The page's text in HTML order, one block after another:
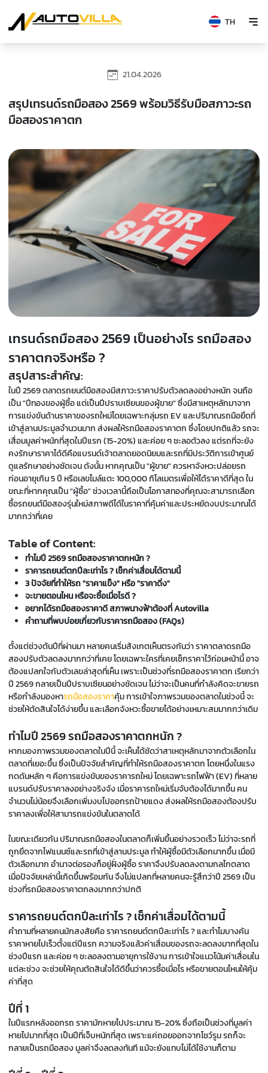
TH
21.04.2026
สรุปเทรนด์รถมือสอง 2569 พร้อมวิธีรับมือสภาวะรถ
มือสองราคาตก
เทรนด์รถมือสอง 2569 เป็นอย่างไร รถมือสอง
ราคาตกจริงหรือ ?
สรุปสาระสำคัญ:
ในปี 2569 ตลาดรถยนต์มือสองมีสภาวะราคาปรับตัวลดลงอย่างหนัก จนถือ
เป็น "ปีทองของผู้ซื้อ แต่เป็นปีปราบเซียนของผู้ขาย" ซึ่งมีสาเหตุหลักมาจาก
การแข่งขันด้านราคาของรถใหม่โดยเฉพาะกลุ่มรถ EV และปริมาณรถมือยึดที่
เข้าสู่ลานประมูลจำนวนมาก ส่งผลให้รถมือสองราคาตก ซึ่งโดยปกติแล้ว รถจะ
เสื่อมมูลค่าหนักที่สุดในปีแรก (15-20%) และค่อย ๆ ชะลอตัวลง แต่รถที่จะยัง
คงรักษาราคาได้ดีคือแบรนด์เจ้าตลาดยอดนิยมและรถที่มีประวัติการเข้าศูนย์
ดูแลรักษาอย่างชัดเจน ดังนั้น หากคุณเป็น "ผู้ขาย" ควรหาจังหวะปล่อยรถ
ก่อนอายุเกิน 5 ปี หรือเลขไมล์แตะ 100,000 กิโลเมตรเพื่อให้ได้ราคาดีที่สุด ใน
ขณะที่หากคุณเป็น "ผู้ซื้อ" ช่วงเวลานี้ถือเป็นโอกาสทองที่คุณจะสามารถเลือก
ซื้อรถยนต์มือสองรุ่นใหม่สภาพดีได้ในราคาที่คุ้มค่าและประหยัดงบประมาณได้
มากกว่าที่เคย
Table of Content:
ทำไมปี 2569 รถมือสองราคาตกหนัก ?
ราคารถยนต์ตกปีละเท่าไร ? เช็กค่าเสื่อมได้ตามนี้
3 ปัจจัยที่ทำให้รถ "ราคาแข็ง" หรือ "ราคาดิ่ง"
จะขายตอนไหน หรือจะซื้อเมื่อไรดี ?
อยากได้รถมือสองราคาดี สภาพนางฟ้าต้องที่ Autovilla
คำถามที่พบบ่อยเกี่ยวกับราคารถมือสอง (FAQs)
ตั้งแต่ช่วงต้นปีที่ผ่านมา หลายคนเริ่มสังเกตเห็นตรงกันว่า ราคาตลาดรถมือ
สองปรับตัวลดลงมากกว่าที่เคย โดยเฉพาะใครที่เคยเช็กราคาไว้ก่อนหน้านี้ อาจ
ต้องแปลกใจกับตัวเลขล่าสุดที่เห็น เพราะเป็นช่วงที่รถมือสองราคาตก เรียกว่า
ปี 2569 กลายเป็นปีปราบเซียนอย่างชัดเจน ไม่ว่าจะเป็นคนที่กำลังคิดจะขายรถ
หรือกำลังมองหารถมือสองราคาคุ้ม การเข้าใจภาพรวมของตลาดในช่วงนี้ จะ
ช่วยให้ตัดสินใจได้ง่ายขึ้น และเลือกจังหวะซื้อขายได้อย่างเหมาะสมมากกว่าเดิม
ทำไมปี 2569 รถมือสองราคาตกหนัก ?
หากมองภาพรวมของตลาดในปีนี้ จะเห็นได้ชัดว่าสาเหตุหลักมาจากตัวเลือกใน
ตลาดที่เยอะขึ้น ซึ่งเป็นปัจจัยสำคัญที่ทำให้รถมือสองราคาตก โดยหนึ่งในแรง
กดดันหลัก ๆ คือการแข่งขันของราคารถใหม่ โดยเฉพาะรถไฟฟ้า (EV) ที่หลาย
แบรนด์ปรับราคาลงอย่างจริงจัง เมื่อราคารถใหม่เริ่มจับต้องได้มากขึ้น คน
จำนวนไม่น้อยจึงเลือกเพิ่มงบไปออกรถป้ายแดง ส่งผลให้รถมือสองต้องปรับ
ราคาลงเพื่อให้สามารถแข่งขันในตลาดได้
ในขณะเดียวกัน ปริมาณรถมือสองในตลาดก็เพิ่มขึ้นอย่างรวดเร็ว ไม่ว่าจะรถที่
ถูกยึดจากไฟแนนซ์และรถที่เข้าสู่ลานประมูล ทำให้ผู้ซื้อมีตัวเลือกมากขึ้น เมื่อมี
ตัวเลือกมาก อำนาจต่อรองก็อยู่ฝั่งผู้ซื้อ ราคาจึงปรับลดลงตามกลไกตลาด
เมื่อปัจจัยเหล่านี้เกิดขึ้นพร้อมกัน จึงไม่แปลกที่หลายคนจะรู้สึกว่าปี 2569 เป็น
ช่วงที่รถมือสองราคาตกลงมากกว่าปกติ
ราคารถยนต์ตกปีละเท่าไร ? เช็กค่าเสื่อมได้ตามนี้
คำถามที่หลายคนมักสงสัยคือ ราคารถยนต์ตกปีละเท่าไร ? และทำไมบางคัน
ราคาหายไปเร็วตั้งแต่ปีแรก ความจริงแล้วค่าเสื่อมของรถจะลดลงมากที่สุดใน
ช่วงปีแรก และค่อย ๆ ชะลอลงตามอายุการใช้งาน การเข้าใจแนวโน้มค่าเสื่อมใน
แต่ละช่วง จะช่วยให้คุณตัดสินใจได้ดีขึ้นว่าควรซื้อเมื่อไร หรือขายตอนไหนให้คุ้ม
ค่าที่สุด
ปีที่ 1
ในปีแรกหลังออกรถ ราคามักหายไปประมาณ 15-20% ซึ่งถือเป็นช่วงที่มูลค่า
หายไปมากที่สุด เป็นปีที่เจ็บหนักที่สุด เพราะแค่ถอยออกจากโชว์รูม รถก็จะ
กลายเป็นรถมือสอง มูลค่าจึงลดลงทันที แม้จะยังแทบไม่ได้ใช้งานก็ตาม